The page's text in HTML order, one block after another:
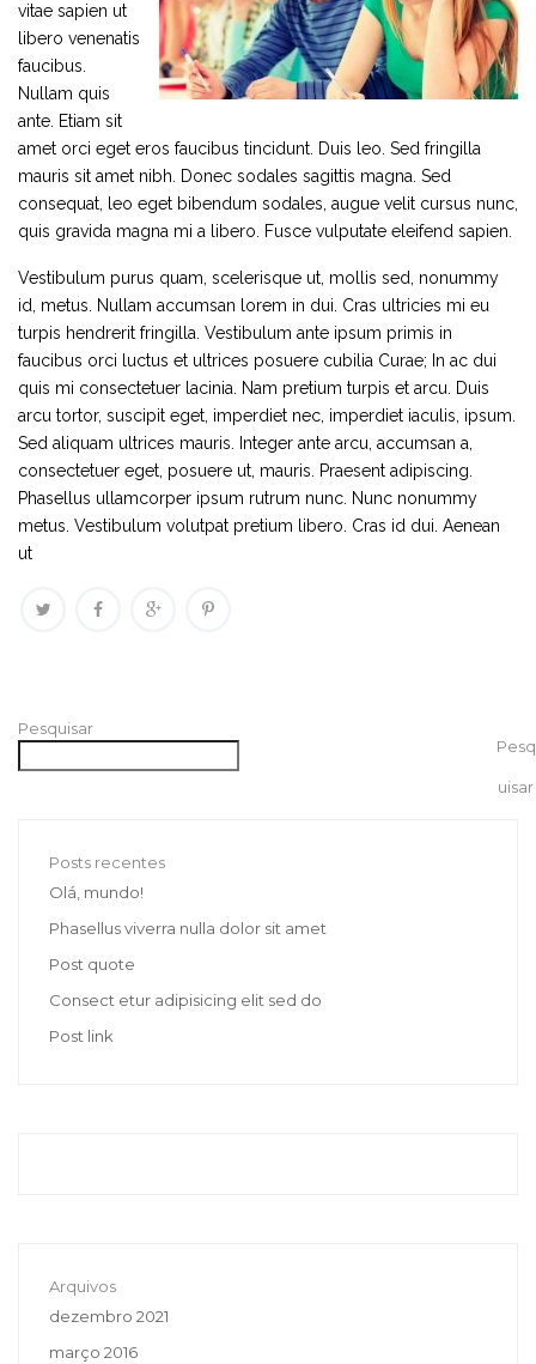
vitae sapien ut
libero venenatis
faucibus.
Nullam quis
ante. Etiam sit
amet orci eget eros faucibus tincidunt. Duis leo. Sed fringilla
mauris sit amet nibh. Donec sodales sagittis magna. Sed
consequat, leo eget bibendum sodales, augue velit cursus nunc,
quis gravida magna mi a libero. Fusce vulputate eleifend sapien.
Vestibulum purus quam, scelerisque ut, mollis sed, nonummy
id, metus. Nullam accumsan lorem in dui. Cras ultricies mi eu
turpis hendrerit fringilla. Vestibulum ante ipsum primis in
faucibus orci luctus et ultrices posuere cubilia Curae; In ac dui
quis mi consectetuer lacinia. Nam pretium turpis et arcu. Duis
arcu tortor, suscipit eget, imperdiet nec, imperdiet iaculis, ipsum.
Sed aliquam ultrices mauris. Integer ante arcu, accumsan a,
consectetuer eget, posuere ut, mauris. Praesent adipiscing.
Phasellus ullamcorper ipsum rutrum nunc. Nunc nonummy
metus. Vestibulum volutpat pretium libero. Cras id dui. Aenean
ut
Pesquisar
Pesq
uisar
Posts recentes
Olá, mundo!
Phasellus viverra nulla dolor sit amet
Post quote
Consect etur adipisicing elit sed do
Post link
Arquivos
dezembro 2021
março 2016